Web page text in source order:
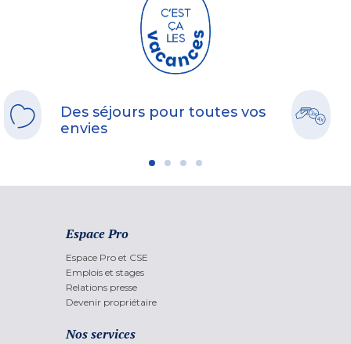
Des séjours pour toutes vos
envies
Espace Pro
Espace Pro et CSE
Emplois et stages
Relations presse
Devenir propriétaire
Nos services